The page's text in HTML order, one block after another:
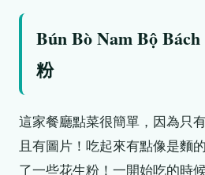
Bún Bò Nam Bộ
粉
這家餐廳點菜很簡單，因為只
且有圖片！吃起來有點像是麵
了一些花生粉！一開始吃的時